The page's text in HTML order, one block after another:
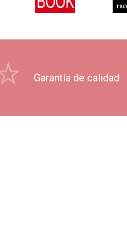
Garantía de calidad